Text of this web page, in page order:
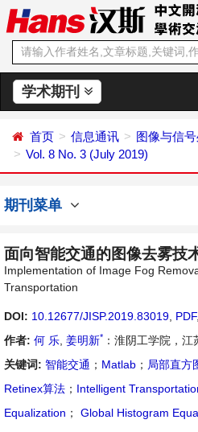
学术期刊
首页 信息通讯
图像与信
Vol. 8 No. 3 (July 2019)
期刊菜单
面向智能交通的图像去雾技
Implementation of Image Fog
Transportation
DOI: 10.12677/JISP.2019.83019 PDF,
作者: 何 乐 姜明新* ：淮阴工学院，江
关键词: 智能交通 ； Matlab ； 局部直方
Retinex算法 ； Intelligent
Equalization ； Global Histogram